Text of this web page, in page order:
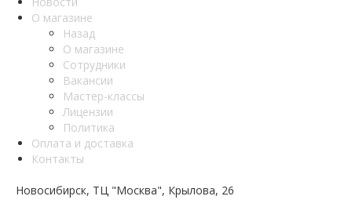
О магазине
Назад
О магазине
Сотрудники
Вакансии
Мастер-классы
Лицензии
Политика
Оплата и доставка
Контакты
Новосибирск, ТЦ "Москва", Крылова, 26